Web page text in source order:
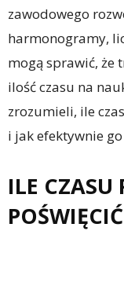
zawodowego
harmonogramy,
mogą sprawić, że
ilość czasu na
zrozumieli, ile
i jak efektywnie
ILE CZASU